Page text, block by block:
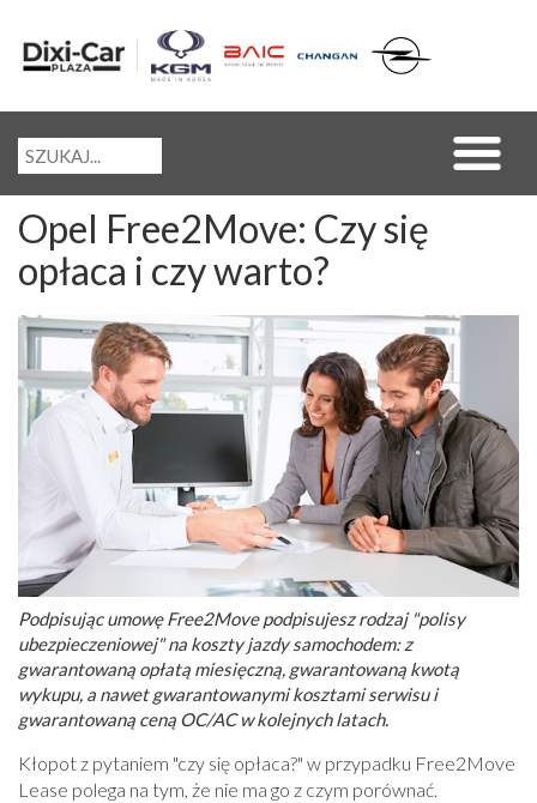
Opel Free2Move: Czy się
opłaca i czy warto?
Podpisując umowę Free2Move podpisujesz rodzaj "polisy
ubezpieczeniowej" na koszty jazdy samochodem: z
gwarantowaną opłatą miesięczną, gwarantowaną kwotą
wykupu, a nawet gwarantowanymi kosztami serwisu i
gwarantowaną ceną OC/AC w kolejnych latach.
Kłopot z pytaniem "czy się opłaca?" w przypadku Free2Move
Lease polega na tym, że nie ma go z czym porównać.